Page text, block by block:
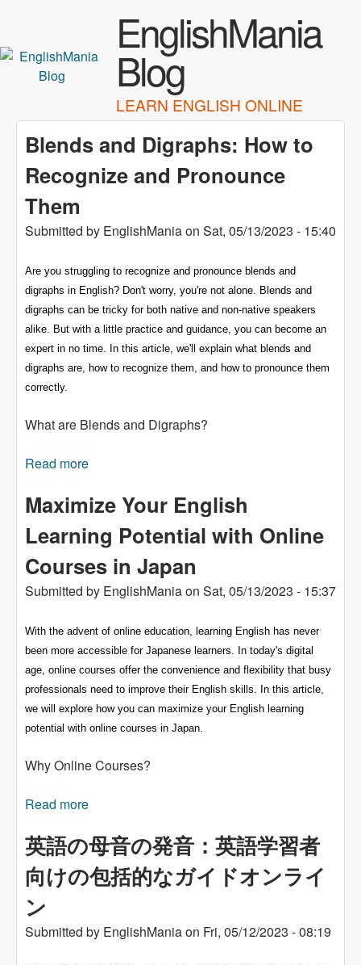
EnglishMania
Blog
LEARN ENGLISH ONLINE
Blends and Digraphs: How to
Recognize and Pronounce
Them
Submitted by EnglishManiaon Sat, 05/13/2023 - 15:40
Are you struggling to recognize and pronounce blends and
digraphs in English? Don't worry, you're not alone. Blends and
digraphs can be tricky for both native and non-native speakers
alike. But with a little practice and guidance, you can become an
expert in no time. In this article, we'll explain what blends and
digraphs are, how to recognize them, and how to pronounce them
correctly.
What are Blends and Digraphs?
Read more
Maximize Your English
Learning Potential with Online
Courses in Japan
Submitted by EnglishManiaon Sat, 05/13/2023 - 15:37
With the advent of online education, learning English has never
been more accessible for Japanese learners. In today's digital
age, online courses offer the convenience and flexibility that busy
professionals need to improve their English skills. In this article,
we will explore how you can maximize your English learning
potential with online courses in Japan.
Why Online Courses?
Read more
英語の母音の発音：英語学習者
向けの包括的なガイドオンライ
ン
Submitted by EnglishManiaon Fri, 05/12/2023 - 08:19